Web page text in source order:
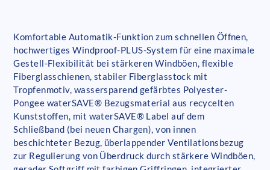
Komfortable Automatik-Funktion zum schnellen Öffnen,
hochwertiges Windproof-PLUS-System für eine maximale
Gestell-Flexibilität bei stärkeren Windböen, flexible
Fiberglasschienen, stabiler Fiberglasstock mit
Tropfenmotiv, wassersparend gefärbtes Polyester-
Pongee waterSAVE® Bezugsmaterial aus recycelten
Kunststoffen, mit waterSAVE® Label auf dem
Schließband (bei neuen Chargen), von innen
beschichteter Bezug, überlappender Ventilationsbezug
zur Regulierung von Überdruck durch stärkere Windböen,